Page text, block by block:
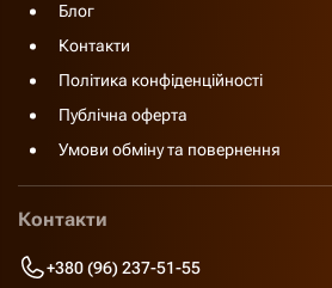
Блог
Контакти
Політика конфіденційності
Публічна оферта
Умови обміну та повернення
Контакти
+380 (96) 237-51-55